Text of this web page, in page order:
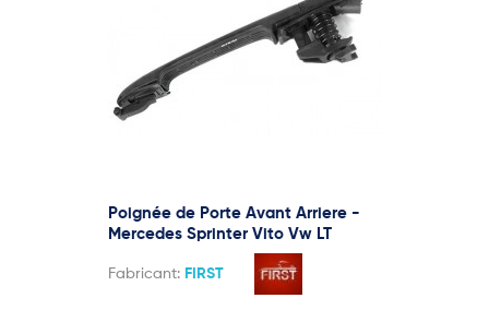
Poignée de Porte Avant Arriere -
Mercedes Sprinter Vito Vw LT
Fabricant: FIRST